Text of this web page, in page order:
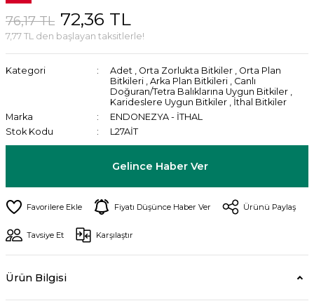
76,17 TL 72,36 TL
7,77 TL den başlayan taksitlerle!
Kategori Adet , Orta Zorlukta Bitkiler , Orta Plan
Bitkileri , Arka Plan Bitkileri , Canlı
Doğuran/Tetra Balıklarına Uygun Bitkiler ,
Karideslere Uygun Bitkiler , İthal Bitkiler
Marka
ENDONEZYA - İTHAL
Stok Kodu
L27AİT
Gelince Haber Ver
Fiyatı Düşünce Haber Ver Ürünü Paylaş
Tavsiye Et Karşılaştır
Ürün Bilgisi